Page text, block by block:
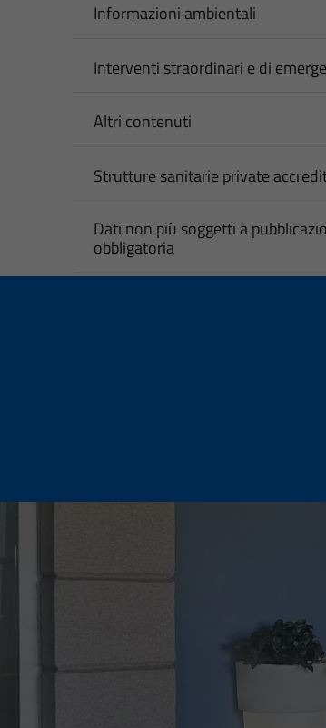
Informazioni ambientali
Interventi straordinari e di
Altri contenuti
Strutture sanitarie private
Dati non più soggetti a
obbligatoria